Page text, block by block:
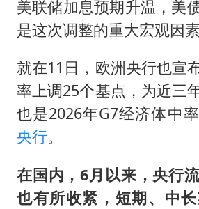
习近平心系
美联储加息预期升温，美
是这次调整的重大宏观因素
就在11日，欧洲央行也宣
率上调25个基点，为近三
也是2026年G7经济体中
央行。
在国内，6月以来，央行
也有所收紧，短期、中